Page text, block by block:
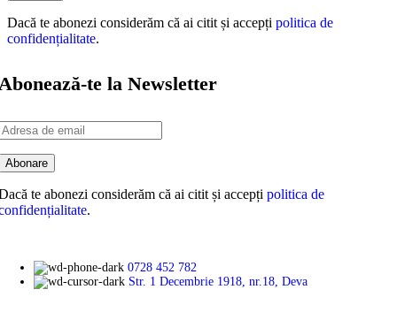
Dacă te abonezi considerăm că ai citit și accepți politica de
confidențialitate.
te la Newsletter
te abonezi considerăm că ai citit și accepți politica de
.
0728 452 782
Str. 1 Decembrie 1918, nr.18, Deva